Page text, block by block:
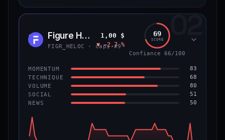
CAP. MARCHÉ VOLUME 24 H
VAR. 7 J VAR. 30 J
+2,0 %
VS ATH
−8,5 %
CONFIANCE 69/100
02
FIGR Figure Heloc
FIGR_HELOC · capi #9
1,00 $
▼ −2,7 %
69
SCORE
Confiance 66/100
MOMENTUM 83
TECHNIQUE 68
VOLUME 80
SOCIAL 51
NEWS 50